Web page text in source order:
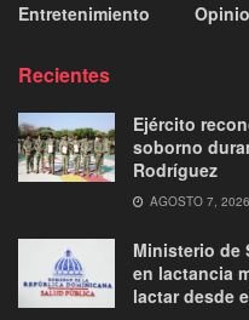
Entretenimiento
Recientes
Ejército
soborno
Rodríguez
AGOSTO 7, 2026
Ministerio de
en lactancia
lactar desde